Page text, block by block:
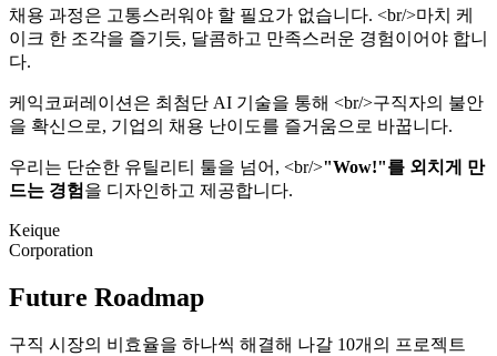
채용 과정은 고통스러워야 할 필요가 없습니다. <br/>마치 케
이크 한 조각을 즐기듯, 달콤하고 만족스러운 경험이어야 합니
다.
케익코퍼레이션은 최첨단 AI 기술을 통해 <br/>구직자의 불안
을 확신으로, 기업의 채용 난이도를 즐거움으로 바꿉니다.
우리는 단순한 유틸리티 툴을 넘어, <br/>"Wow!"를 외치게 만
드는 경험 을 디자인하고 제공합니다.
Keique
Corporation
Future Roadmap
구직 시장의 비효율을 하나씩 해결해 나갈 10개의 프로젝트